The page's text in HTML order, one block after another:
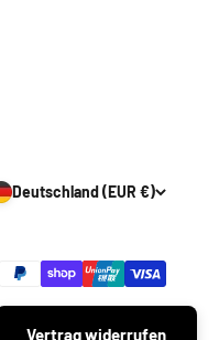
Deutschland (EUR €)
Vertrag widerrufen